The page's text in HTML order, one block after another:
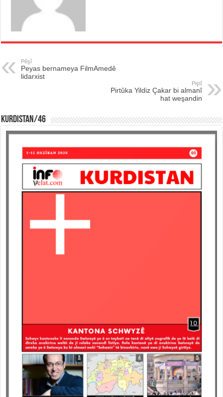
Pêşî
Peyas bernameya FilmAmedê
lidarxist
Piştî
Pirtûka Yildiz Çakar bi almanî
hat weşandin
KURDISTAN/46